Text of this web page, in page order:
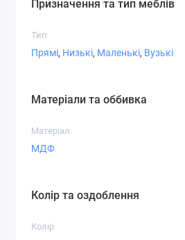
Призначення та тип меблів
Тип
Прямі, Низькі, Маленькі, Вузькі
Матеріали та оббивка
Матеріал
МДФ
Колір та оздоблення
Колір